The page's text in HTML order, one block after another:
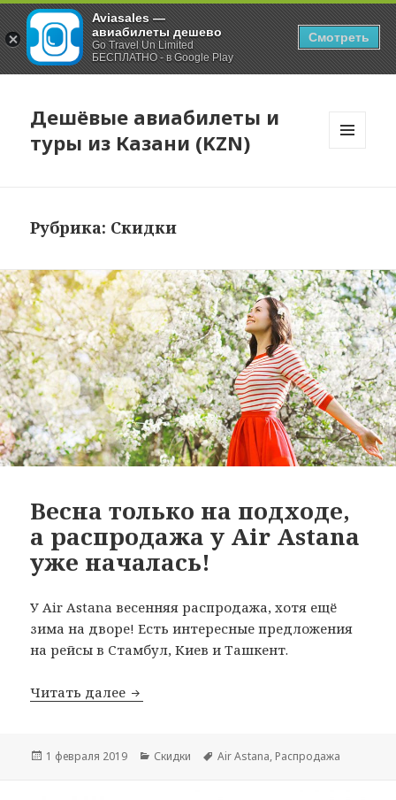
Дешёвые авиабилеты и
туры из Казани (KZN)
Рубрика: Скидки
Весна только на подходе,
а распродажа у Air Astana
уже началась!
У Air Astana весенняя распродажа, хотя ещё
зима на дворе! Есть интересные предложения
на рейсы в Стамбул, Киев и Ташкент.
Читать далее Весна только на подходе, а
Опубликовано
1 февраля 2019 Рубрики
Скидки Метки
Air Astana, Распродажа
Aviasales —
авиабилеты дешево
Go Travel Un Limited
БЕСПЛАТНО - в Google Play
Смотреть